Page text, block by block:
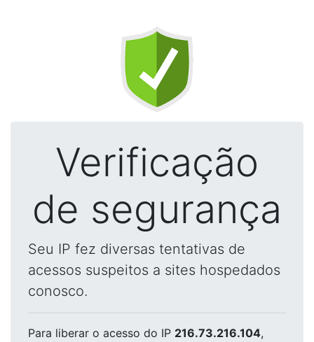
Verificação
de segurança
Seu IP fez diversas tentativas de
acessos suspeitos a sites hospedados
conosco.
Para liberar o acesso do IP 216.73.216.104,